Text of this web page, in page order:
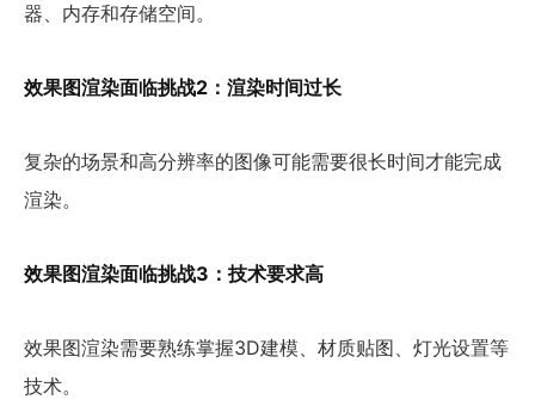
器、内存和存储空间。
效果图渲染面临挑战2：渲染时间过长
复杂的场景和高分辨率的图像可能需要很长时间才能完成
渲染。
效果图渲染面临挑战3：技术要求高
效果图渲染需要熟练掌握3D建模、材质贴图、灯光设置等
技术。